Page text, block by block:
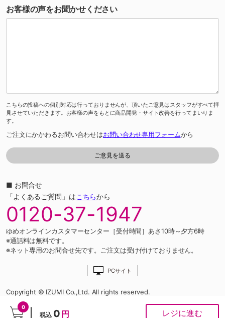
0
税込 0 円 レジに進む
お客様の声をお聞かせください
こちらの投稿への個別対応は行っておりませんが、頂いたご意見はスタッフがすべて拝
見させていただきます。お客様の声をもとに商品開発・サイト改善を行ってまいりま
す。
ご注文にかかわるお問い合わせはお問い合わせ専用フォームから
■ お問合せ
「よくあるご質問」はこちらから
0120-37-1947
ゆめオンラインカスタマーセンター［受付時間］あさ10時～夕方6時
※通話料は無料です。
※ネット専用のお問合せ先です。ご注文は受け付けておりません。
PCサイト
Copyright © IZUMI Co.,Ltd. All rights reserved.